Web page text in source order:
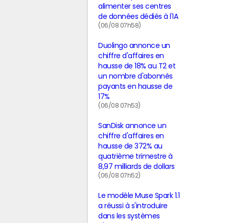
alimenter ses centres
de données dédiés à l'IA
(06/08 07h58)
Duolingo annonce un
chiffre d'affaires en
hausse de 18% au T2 et
un nombre d'abonnés
payants en hausse de
17%
(06/08 07h53)
SanDisk annonce un
chiffre d'affaires en
hausse de 372% au
quatrième trimestre à
8,97 milliards de dollars
(06/08 07h52)
Le modèle Muse Spark 1.1
a réussi à s'introduire
dans les systèmes